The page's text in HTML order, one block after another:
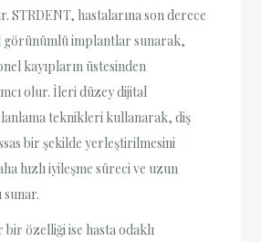
STRDENT, hastalarına son derece
görünümlü implantlar sunarak,
kayıpların üstesinden
olur. İleri düzey dijital
teknikleri kullanarak, diş
bir şekilde yerleştirilmesini
hızlı iyileşme süreci ve uzun
sunar.
bir özelliği ise hasta odaklı